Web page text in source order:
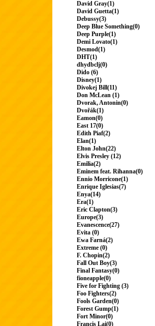
David Gray(1)
David Guetta(1)
Debussy(3)
Deep Blue Something(0)
Deep Purple(1)
Demi Lovato(1)
Desmod(1)
DHT(1)
dhydbclj(0)
Dido (6)
Disney(1)
Divokej Bill(11)
Don McLean (1)
Dvorak, Antonin(0)
Dvořák(1)
Eamon(0)
East 17(0)
Edith Piaf(2)
Elan(1)
Elton John(22)
Elvis Presley (12)
Emilia(2)
Eminem feat. Rihanna(0)
Ennio Morricone(1)
Enrique Iglesias(7)
Enya(14)
Era(1)
Eric Clapton(3)
Europe(3)
Evanescence(27)
Evita (0)
Ewa Farná(2)
Extreme (0)
F. Chopin(2)
Fall Out Boy(3)
Final Fantasy(0)
fioneapple(0)
Five for Fighting (3)
Foo Fighters(2)
Fools Garden(0)
Forest Gump(1)
Fort Minor(0)
Francis Lai(0)